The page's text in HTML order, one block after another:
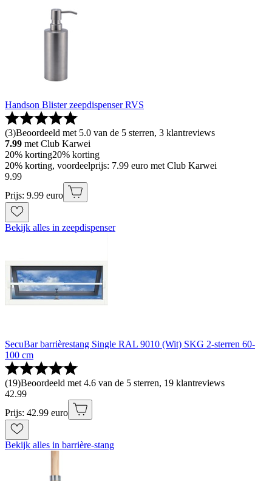
Handson Blister zeepdispenser RVS
(3)Beoordeeld met 5.0 van de 5 sterren, 3 klantreviews
7.99 met Club Karwei
20% korting20% korting
20% korting, voordeelprijs: 7.99 euro met Club Karwei
9.99
Prijs: 9.99 euro
Bekijk alles in zeepdispenser
SecuBar barrièrestang Single RAL 9010 (Wit) SKG 2-sterren 60-
100 cm
(19)Beoordeeld met 4.6 van de 5 sterren, 19 klantreviews
42.99
Prijs: 42.99 euro
Bekijk alles in barrière-stang